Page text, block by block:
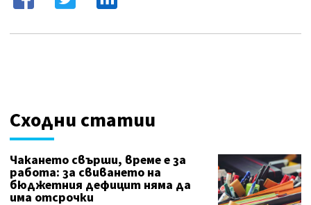
Сходни статии
Чакането свърши, време е за
работа: за свиването на
бюджетния дефицит няма да
има отсрочки